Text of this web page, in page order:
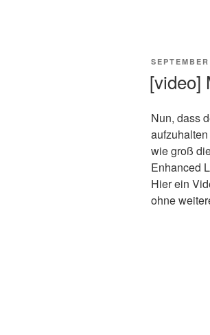
[video]
Nun, dass
wie groß
Enhanced
Hier ein
ohne